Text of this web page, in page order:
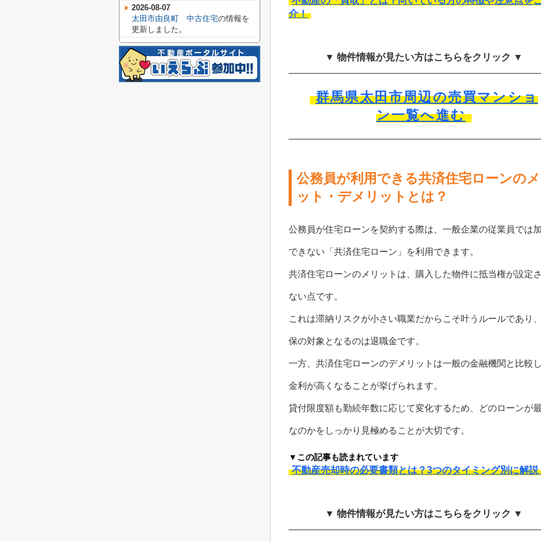
介！
▼ 物件情報が見たい方はこちらをクリック ▼
群馬県太田市周辺の売買マンショ
ン一覧へ進む
公務員が利用できる共済住宅ローンのメ
ット・デメリットとは？
公務員が住宅ローンを契約する際は、一般企業の従業員では
できない「共済住宅ローン」を利用できます。
共済住宅ローンのメリットは、購入した物件に抵当権が設定
ない点です。
これは滞納リスクが小さい職業だからこそ叶うルールであり
保の対象となるのは退職金です。
一方、共済住宅ローンのデメリットは一般の金融機関と比較
金利が高くなることが挙げられます。
貸付限度額も勤続年数に応じて変化するため、どのローンが
なのかをしっかり見極めることが大切です。
▼この記事も読まれています
不動産売却時の必要書類とは？3つのタイミング別に解説
▼ 物件情報が見たい方はこちらをクリック ▼
2026-08-07
太田市由良町 中古住宅の情報を
更新しました。